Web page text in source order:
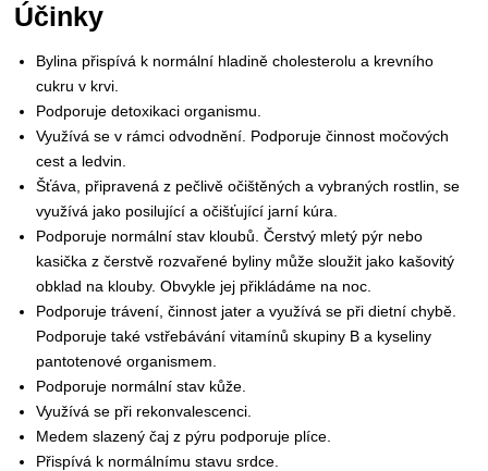
Účinky
Bylina přispívá k normální hladině cholesterolu a krevního
cukru v krvi.
Podporuje detoxikaci organismu.
Využívá se v rámci odvodnění. Podporuje činnost močových
cest a ledvin.
Šťáva, připravená z pečlivě očištěných a vybraných rostlin, se
využívá jako posilující a očišťující jarní kúra.
Podporuje normální stav kloubů. Čerstvý mletý pýr nebo
kasička z čerstvě rozvařené byliny může sloužit jako kašovitý
obklad na klouby. Obvykle jej přikládáme na noc.
Podporuje trávení, činnost jater a využívá se při dietní chybě.
Podporuje také vstřebávání vitamínů skupiny B a kyseliny
pantotenové organismem.
Podporuje normální stav kůže.
Využívá se při rekonvalescenci.
Medem slazený čaj z pýru podporuje plíce.
Přispívá k normálnímu stavu srdce.